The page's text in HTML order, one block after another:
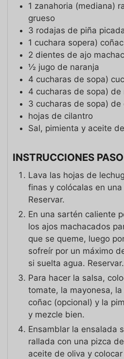
1 zanahoria (mediana)
grueso
3 rodajas de piña
1 cuchara sopera)
2 dientes de ajo
½ jugo de naranja
4 cucharas de sopa)
4 cucharas de sopa) de
3 cucharas de sopa) de
hojas de cilantro
Sal, pimienta y aceite
INSTRUCCIONES
Lava las hojas de
finas y colócalas en
Reservar.
En una sartén caliente
los ajos machacados
que se queme, luego
sofreír por un máximo
si suelta agua. Reservar.
Para hacer la salsa,
tomate, la mayonesa,
coñac (opcional) y la
y mezcle bien.
Ensamblar la ensalada
rallada con una pizca
aceite de oliva y